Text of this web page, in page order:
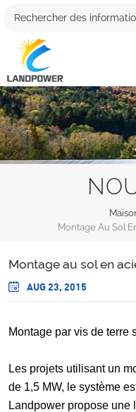
Montage Au Sol
Montage au sol en
AUG 23, 2015
Montage par vis de terre
Les projets utilisant un
de 1,5 MW, le système
Landpower propose une